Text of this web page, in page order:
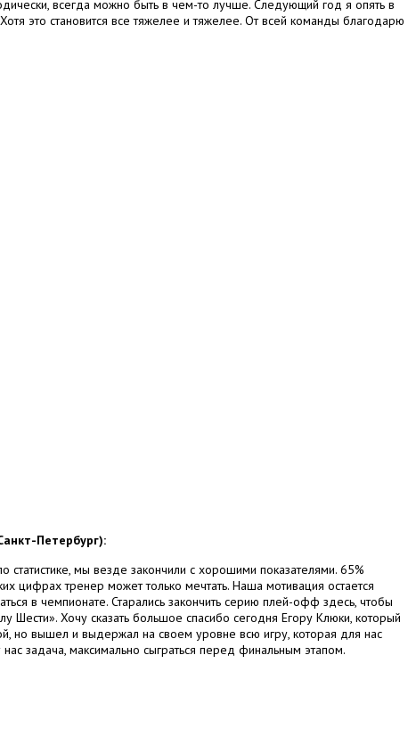
всегда можно быть в чем-то лучше. Следующий год я опять в
это становится все тяжелее и тяжелее. От всей команды благодарю
Петербург):
мы везде закончили с хорошими показателями. 65%
цифрах тренер может только мечтать. Наша мотивация остается
в чемпионате. Старались закончить серию плей-офф здесь, чтобы
Шести». Хочу сказать большое спасибо сегодня Егору Клюки, который
но вышел и выдержал на своем уровне всю игру, которая для нас
задача, максимально сыграться перед финальным этапом.